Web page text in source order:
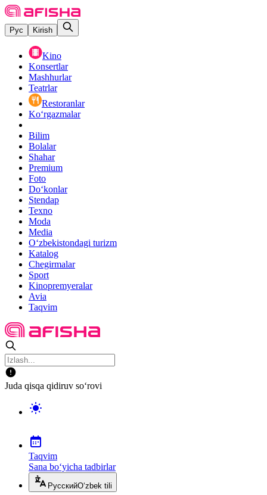
Рус Kirish
Kino
Konsertlar
Mashhurlar
Teatrlar
Restoranlar
Ko‘rgazmalar
Bilim
Bolalar
Shahar
Premium
Foto
Do‘konlar
Stendap
Texno
Moda
Media
O‘zbekistondagi turizm
Katalog
Chegirmalar
Sport
Kinopremyeralar
Avia
Taqvim
Juda qisqa qidiruv so‘rovi
Taqvim
Sana bo‘yicha tadbirlar
РусскийO‘zbek tili